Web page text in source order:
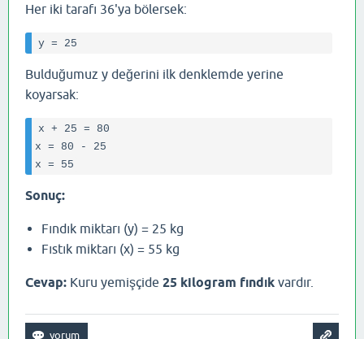
Her iki tarafı 36'ya bölersek:
Bulduğumuz y değerini ilk denklemde yerine
koyarsak:
x + 25 = 80
x = 80 - 25
Sonuç:
Fındık miktarı (y) = 25 kg
Fıstık miktarı (x) = 55 kg
Cevap: Kuru yemişçide 25 kilogram fındık vardır.